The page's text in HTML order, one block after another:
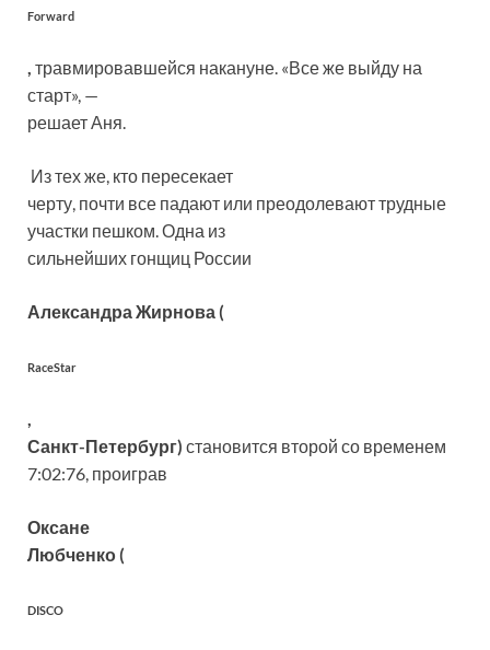
Forward
, травмировавшейся накануне. «Все же выйду на
старт», —
решает Аня.
Из тех же, кто пересекает
черту, почти все падают или преодолевают трудные
участки пешком. Одна из
сильнейших гонщиц России
Александра Жирнова (
RaceStar
,
Санкт-Петербург) становится второй со временем
7:02:76, проиграв
Оксане
Любченко (
DISCO